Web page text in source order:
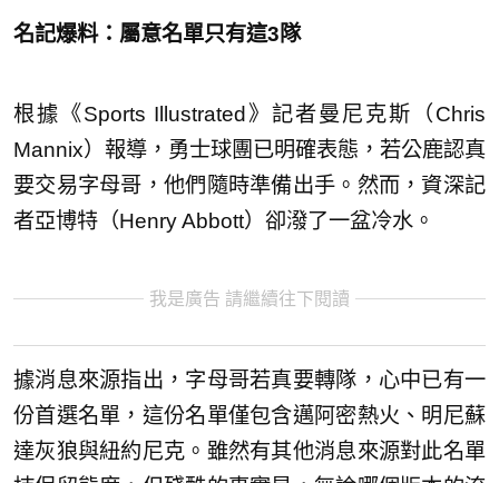
名記爆料：屬意名單只有這3隊
根據《Sports Illustrated》記者曼尼克斯（Chris
Mannix）報導，勇士球團已明確表態，若公鹿認真
要交易字母哥，他們隨時準備出手。然而，資深記
者亞博特（Henry Abbott）卻潑了一盆冷水。
我是廣告 請繼續往下閱讀
據消息來源指出，字母哥若真要轉隊，心中已有一
份首選名單，這份名單僅包含邁阿密熱火、明尼蘇
達灰狼與紐約尼克。雖然有其他消息來源對此名單